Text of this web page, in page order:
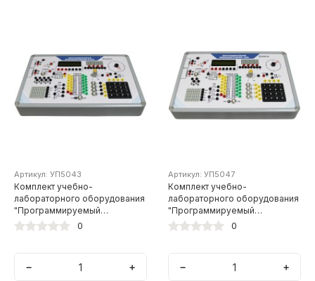
Артикул: УП5043
Комплект учебно-
лабораторного оборудования
"Программируемый
микроконтроллер и его
0
− +
Артикул: УП5047
Комплект учебно-
лабораторного оборудования
"Программируемый
микроконтроллер и его
0
− +